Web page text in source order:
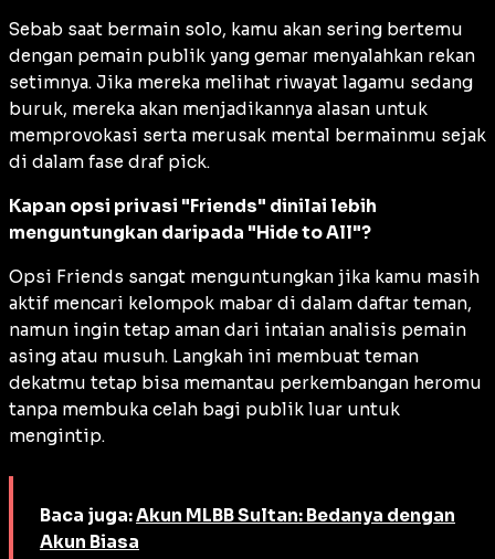
Sebab saat bermain solo, kamu akan sering bertemu
dengan pemain publik yang gemar menyalahkan rekan
setimnya. Jika mereka melihat riwayat lagamu sedang
buruk, mereka akan menjadikannya alasan untuk
memprovokasi serta merusak mental bermainmu sejak
di dalam fase draf pick.
Kapan opsi privasi "Friends" dinilai lebih
menguntungkan daripada "Hide to All"?
Opsi Friends sangat menguntungkan jika kamu masih
aktif mencari kelompok mabar di dalam daftar teman,
namun ingin tetap aman dari intaian analisis pemain
asing atau musuh. Langkah ini membuat teman
dekatmu tetap bisa memantau perkembangan heromu
tanpa membuka celah bagi publik luar untuk
mengintip.
Baca juga:Akun MLBB Sultan: Bedanya dengan
Akun Biasa